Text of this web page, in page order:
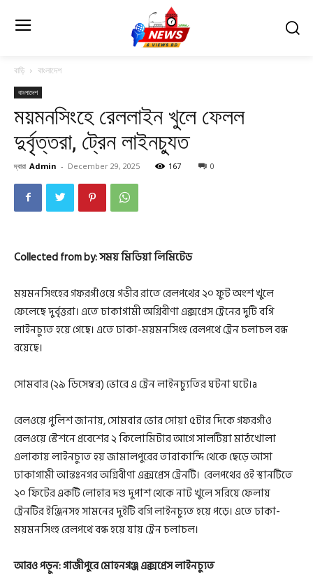
বাড়ি বাংলাদেশ
বাংলাদেশ
ময়মনসিংহে রেললাইন খুলে ফেলল
দুর্বৃত্তরা, ট্রেন লাইনচ্যুত
দ্বারা Admin - December 29, 2025 167 0
Collected from by: সময় মিডিয়া লিমিটেড
ময়মনসিংহের গফরগাঁওয়ে গভীর রাতে রেলপথের ২০ ফুট অংশ খুলে
ফেলেছে দুর্বৃত্তরা। এতে ঢাকাগামী অগ্নিবীণা এক্সপ্রেস ট্রেনের দুটি বগি
লাইনচ্যুত হয়ে গেছে। এতে ঢাকা-ময়মনসিংহ রেলপথে ট্রেন চলাচল বন্ধ
রয়েছে।
সোমবার (২৯ ডিসেম্বর) ভোরে এ ট্রেন লাইনচ্যুতির ঘটনা ঘটে।a
রেলওয়ে পুলিশ জানায়, সোমবার ভোর সোয়া ৫টার দিকে গফরগাঁও
রেলওয়ে স্টেশনে প্রবেশের ২ কিলোমিটার আগে সালটিয়া মাঠখোলা
এলাকায় লাইনচ্যুত হয় জামালপুরের তারাকান্দি থেকে ছেড়ে আসা
ঢাকাগামী আন্তঃনগর অগ্নিবীণা এক্সপ্রেস ট্রেনটি। রেলপথের ওই স্থানটিতে
২০ ফিটের একটি লোহার দণ্ড দুপাশ থেকে নাট খুলে সরিয়ে ফেলায়
ট্রেনটির ইঞ্জিনসহ সামনের দুইটি বগি লাইনচ্যুত হয়ে পড়ে। এতে ঢাকা-
ময়মনসিংহ রেলপথে বন্ধ হয়ে যায় ট্রেন চলাচল।
আরও পড়ুন:গাজীপুরে মোহনগঞ্জ এক্সপ্রেস লাইনচ্যুত